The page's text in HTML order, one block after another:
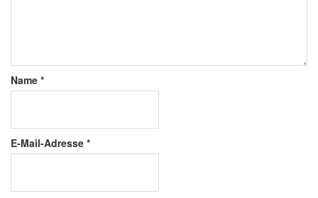
Name *
E-Mail-Adresse *